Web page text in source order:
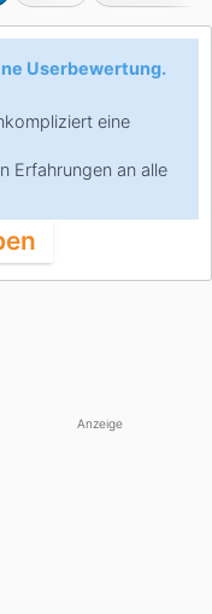
Userbewertung.
eine
Erfahrungen an alle
Anzeige